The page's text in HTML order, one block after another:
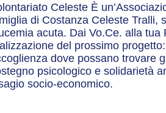
Celeste È
di Costanza Celeste Tralli,
acuta. Dai Vo.Ce. alla tua
del prossimo
dove possano trovare
psicologico e solidarietà
socio-economico.